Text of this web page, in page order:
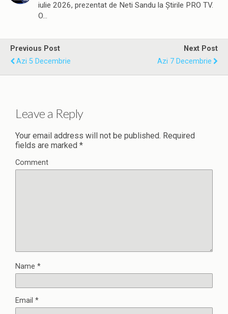
iulie 2026, prezentat de Neti Sandu la Știrile PRO TV.
O…
Previous Post
Azi 5 Decembrie
Next Post
Azi 7 Decembrie
Leave a Reply
Your email address will not be published. Required
fields are marked *
Comment
Name *
Email *